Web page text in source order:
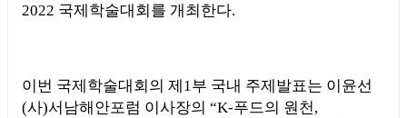
2022 국제학술대회를 개최한다.
이번 국제학술대회의 제 1 부 국내 주제발표는 이윤선
(사)서남해안포럼 이사장의 “K-푸드의 원천 ,